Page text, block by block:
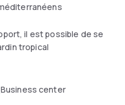
il est possible de se
tropical
Business center